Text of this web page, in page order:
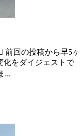
前回の投稿から早5ヶ
をダイジェストで
...